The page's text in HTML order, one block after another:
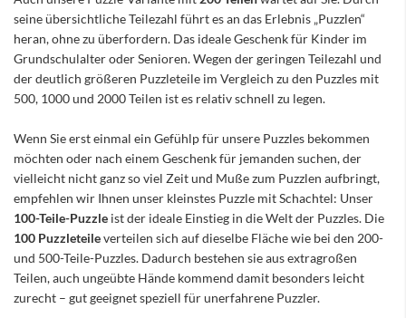
seine übersichtliche Teilezahl führt es an das Erlebnis „Puzzlen“
heran, ohne zu überfordern. Das ideale Geschenk für Kinder im
Grundschulalter oder Senioren. Wegen der geringen Teilezahl und
der deutlich größeren Puzzleteile im Vergleich zu den Puzzles mit
500, 1000 und 2000 Teilen ist es relativ schnell zu legen.
Wenn Sie erst einmal ein Gefühlp für unsere Puzzles bekommen
möchten oder nach einem Geschenk für jemanden suchen, der
vielleicht nicht ganz so viel Zeit und Muße zum Puzzlen aufbringt,
empfehlen wir Ihnen unser kleinstes Puzzle mit Schachtel: Unser
100-Teile-Puzzle ist der ideale Einstieg in die Welt der Puzzles. Die
100 Puzzleteileverteilen sich auf dieselbe Fläche wie bei den 200-
und 500-Teile-Puzzles. Dadurch bestehen sie aus extragroßen
Teilen, auch ungeübte Hände kommend damit besonders leicht
zurecht – gut geeignet speziell für unerfahrene Puzzler.